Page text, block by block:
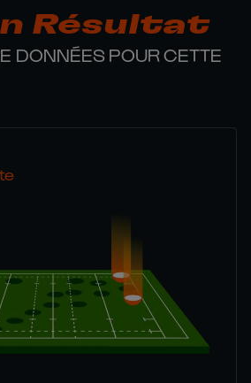
Résultat
DONNÉES POUR CETTE